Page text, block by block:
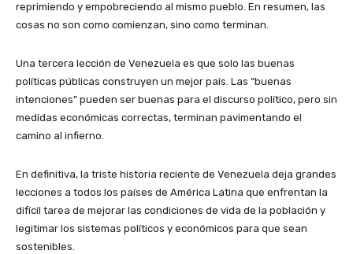
reprimiendo y empobreciendo al mismo pueblo. En resumen, las
cosas no son como comienzan, sino como terminan.
Una tercera lección de Venezuela es que solo las buenas
políticas públicas construyen un mejor país. Las “buenas
intenciones” pueden ser buenas para el discurso político, pero sin
medidas económicas correctas, terminan pavimentando el
camino al infierno.
En definitiva, la triste historia reciente de Venezuela deja grandes
lecciones a todos los países de América Latina que enfrentan la
difícil tarea de mejorar las condiciones de vida de la población y
legitimar los sistemas políticos y económicos para que sean
sostenibles.